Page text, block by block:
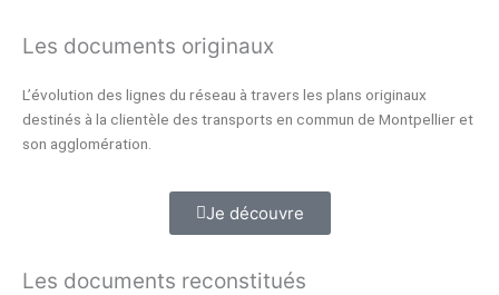
Les documents originaux
L’évolution des lignes du réseau à travers les plans originaux
destinés à la clientèle des transports en commun de Montpellier et
son agglomération.
Je découvre
Les documents reconstitués